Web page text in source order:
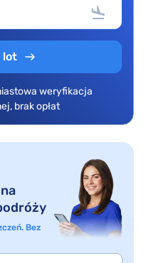
lot
weryfikacja
brak opłat
Bez